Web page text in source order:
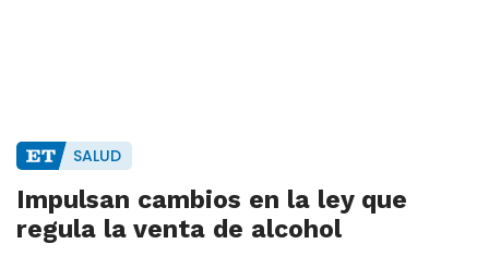
SALUD
Impulsan cambios en la ley que
regula la venta de alcohol